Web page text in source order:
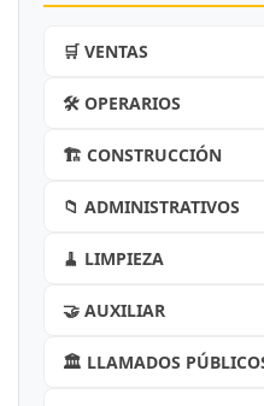
🛒 VENTAS
🛠️ OPERARIOS
🏗️ CONSTRUCCIÓN
📁 ADMINISTRATIVOS
🧹 LIMPIEZA
🤝 AUXILIAR
🏛️ LLAMADOS